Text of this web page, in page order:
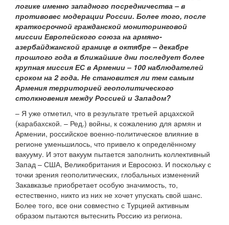
логике именно западного посредничества – в
противовес модерации России. Более того, после
краткосрочной гражданской мониторинговой
миссии Европейского союза на армяно-
азербайджанской границе в октябре – декабре
прошлого года в ближайшие дни последует более
крупная миссия ЕС в Армении – 100 наблюдателей
сроком на 2 года. Не становится ли тем самым
Армения территорией геополитического
столкновения между Россией и Западом?
– Я уже отметил, что в результате третьей арцахской
(карабахской. – Ред.) войны, к сожалению для армян и
Армении, российское военно-политическое влияние в
регионе уменьшилось, что привело к определённому
вакууму. И этот вакуум пытается заполнить коллективный
Запад – США, Великобритания и Евросоюз. И поскольку с
точки зрения геополитических, глобальных изменений
Закавказье приобретает особую значимость, то,
естественно, никто из них не хочет упускать свой шанс.
Более того, все они совместно с Турцией активным
образом пытаются вытеснить Россию из региона.